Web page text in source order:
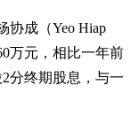
协成（Yeo Hiap
万元，相比一年前
分终期股息，与一